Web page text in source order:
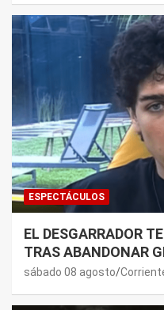
ESPECTÁCULOS
EL DESGARRADOR
TRAS ABANDONAR
SALUD DE SU MAMÁ.
sábado 08 agosto